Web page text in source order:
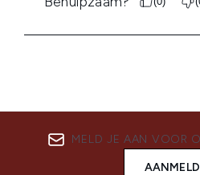
MELD JE AAN VOOR